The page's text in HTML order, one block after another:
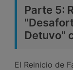
Parte 5:
Detuvo"
El Reinicio de